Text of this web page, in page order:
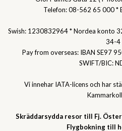
Telefon: 08-562 65 000 *
Swish: 1230832964 * Nordea konto
34-4
Pay from overseas: IBAN SE97
SWIFT/BIC:
Vi innehar IATA-licens och har
Skräddarsydda resor till Fj.
Flygbokning till